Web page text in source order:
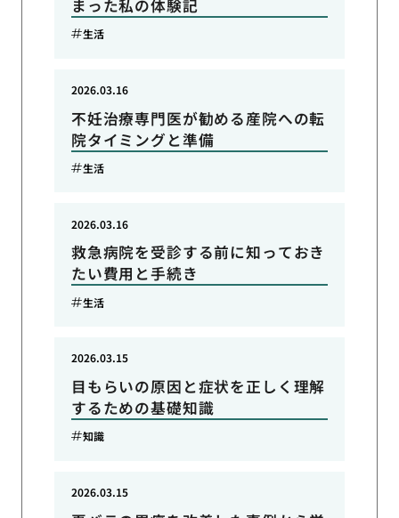
まった私の体験記
生活
不妊治療専門医が勧める産院への転
院タイミングと準備
2026.03.16
生活
救急病院を受診する前に知っておき
たい費用と手続き
2026.03.16
生活
目もらいの原因と症状を正しく理解
するための基礎知識
2026.03.15
知識
2026.03.15